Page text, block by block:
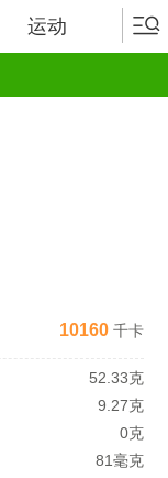
运动
10160 千卡
52.33克
9.27克
0克
81毫克